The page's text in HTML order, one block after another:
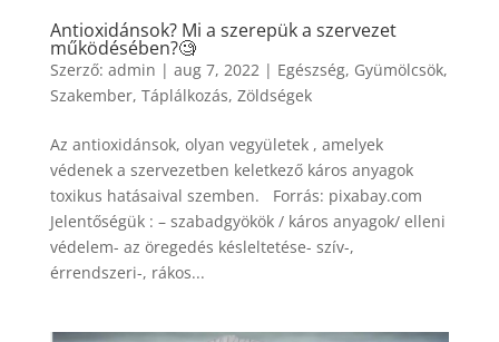
Antioxidánsok? Mi a szerepük a szervezet
működésében?🧐
Szerző: admin | aug 7, 2022 | Egészség, Gyümölcsök,
Szakember, Táplálkozás, Zöldségek
Az antioxidánsok, olyan vegyületek , amelyek
védenek a szervezetben keletkező káros anyagok
toxikus hatásaival szemben. Forrás: pixabay.com
Jelentőségük : – szabadgyökök / káros anyagok/ elleni
védelem- az öregedés késleltetése- szív-,
érrendszeri-, rákos...